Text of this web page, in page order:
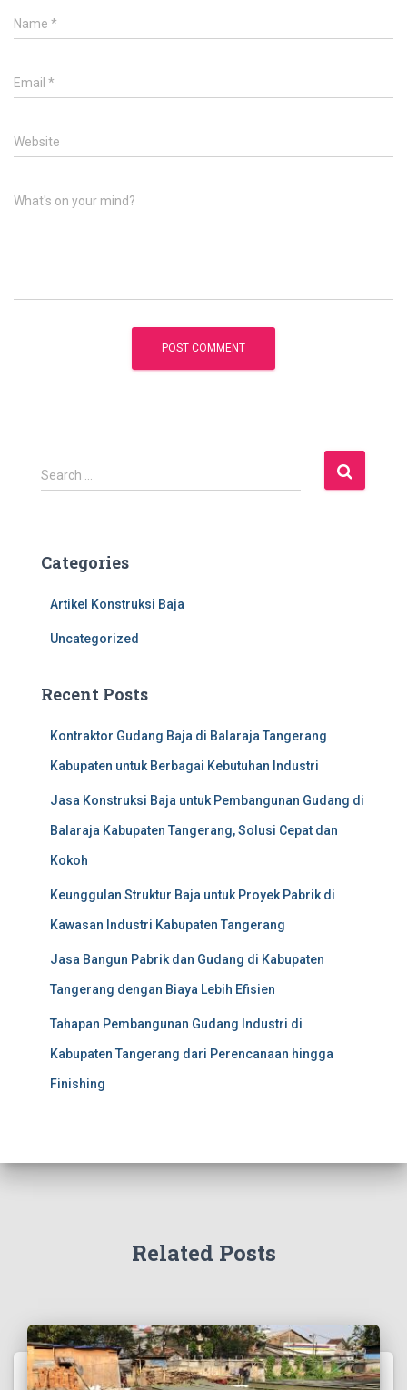
Name *
Email *
Website
What's on your mind?
S
e
h
Search …
Categories
Artikel Konstruksi Baja
Uncategorized
Recent Posts
Kontraktor Gudang Baja di Balaraja Tangerang
Kabupaten untuk Berbagai Kebutuhan Industri
Jasa Konstruksi Baja untuk Pembangunan Gudang di
Balaraja Kabupaten Tangerang, Solusi Cepat dan
Kokoh
Keunggulan Struktur Baja untuk Proyek Pabrik di
Kawasan Industri Kabupaten Tangerang
Jasa Bangun Pabrik dan Gudang di Kabupaten
Tangerang dengan Biaya Lebih Efisien
Tahapan Pembangunan Gudang Industri di
Kabupaten Tangerang dari Perencanaan hingga
Finishing
Related Posts